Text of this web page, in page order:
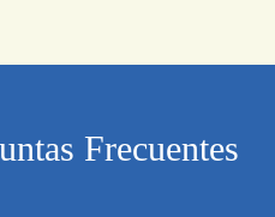
Frecuentes